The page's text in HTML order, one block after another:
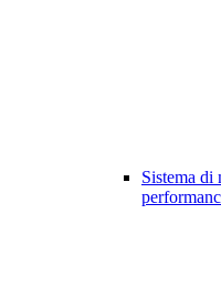
Sistema di